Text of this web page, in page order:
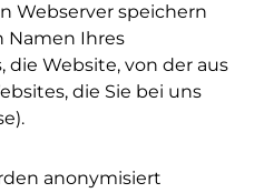
Webserver speichern
Namen Ihres
Website, von der aus
die Sie bei uns
anonymisiert